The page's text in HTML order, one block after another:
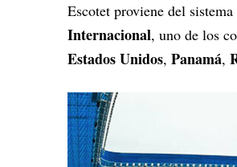
Escotet proviene del
Internacional, uno de los
Estados Unidos, Panamá,